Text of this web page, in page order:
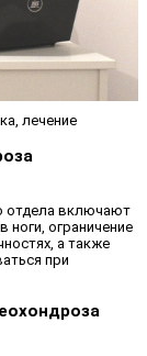
лечение
отдела включают
ноги, ограничение
а также
при